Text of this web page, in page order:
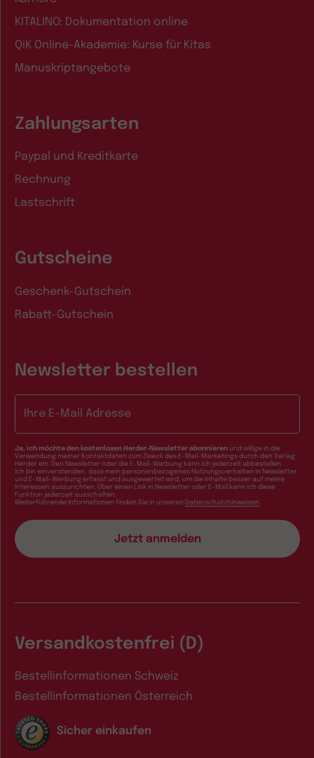
KITALINO: Dokumentation online
QiK Online-Akademie: Kurse für Kitas
Manuskriptangebote
Zahlungsarten
Paypal und Kreditkarte
Rechnung
Lastschrift
Gutscheine
Geschenk-Gutschein
Rabatt-Gutschein
Newsletter bestellen
Ja, ich möchte den kostenlosen Herder-Newsletter abonnieren und willige in die
Verwendung meiner Kontaktdaten zum Zweck des E-Mail-Marketings durch den Verlag
Herder ein. Den Newsletter oder die E-Mail-Werbung kann ich jederzeit abbestellen.
Ich bin einverstanden, dass mein personenbezogenes Nutzungsverhalten in Newsletter
und E-Mail-Werbung erfasst und ausgewertet wird, um die Inhalte besser auf meine
Interessen auszurichten. Über einen Link in Newsletter oder E-Mail kann ich diese
Funktion jederzeit ausschalten.
Weiterführende Informationen finden Sie in unseren Datenschutzhinweisen
Versandkostenfrei (D)
Bestellinformationen Schweiz
Bestellinformationen Österreich
Sicher einkaufen